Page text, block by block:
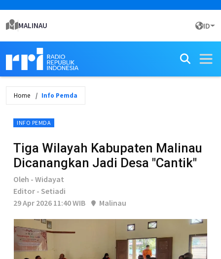
MALINAU ID
Home Info Pemda
INFO PEMDA
Tiga Wilayah Kabupaten Malinau
Dicanangkan Jadi Desa "Cantik"
Oleh - Widayat
Editor - Setiadi
29 Apr 2026 11:40 WIB
Malinau